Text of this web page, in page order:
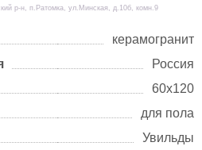
р-н, п.Ратомка, ул.Минская, д.10б, комн.9
керамогранит
Россия
60х120
для пола
Увильды